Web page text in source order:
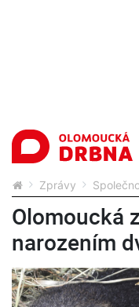
Zprávy
Olomoucká
narozením